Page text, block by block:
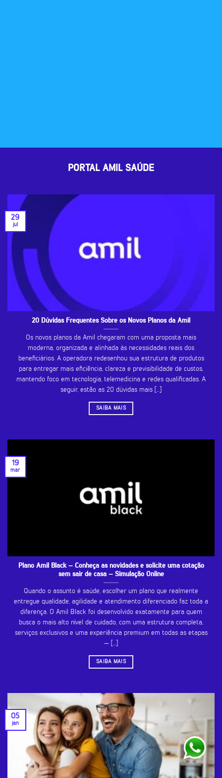
PORTAL AMIL SAÚDE
20 Dúvidas Frequentes Sobre os Novos Planos da Amil
Os novos planos da Amil chegaram com uma proposta mais
moderna, organizada e alinhada às necessidades reais dos
beneficiários. A operadora redesenhou sua estrutura de produtos
para entregar mais eficiência, clareza e previsibilidade de custos,
mantendo foco em tecnologia, telemedicina e redes qualificadas. A
seguir, estão as 20 dúvidas mais [...]
SAIBA MAIS
29
jul
Plano Amil Black – Conheça as novidades e solicite uma cotação
sem sair de casa – Simulação Online
Quando o assunto é saúde, escolher um plano que realmente
entregue qualidade, agilidade e atendimento diferenciado faz toda a
diferença. O Amil Black foi desenvolvido exatamente para quem
busca o mais alto nível de cuidado, com uma estrutura completa,
serviços exclusivos e uma experiência premium em todas as etapas
— [...]
SAIBA MAIS
19
mar
05
jan